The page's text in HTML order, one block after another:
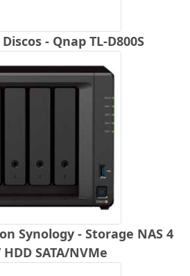
- Qnap TL-D800S
Synology - Storage NAS 4
SATA/NVMe